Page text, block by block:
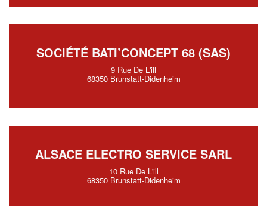
SOCIÉTÉ BATI’CONCEPT 68 (SAS)
9 Rue De L'ill
68350 Brunstatt-Didenheim
ALSACE ELECTRO SERVICE SARL
10 Rue De L'ill
68350 Brunstatt-Didenheim